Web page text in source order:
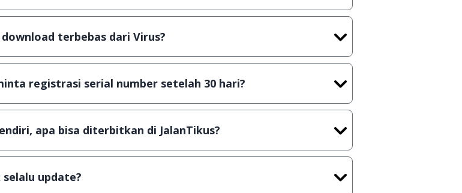
yang gratis (Freeware) dan legal, dalam artian tidak (bajakan) hasil
terbebas dari Virus?
jenis Antivirus (Kaspersky, AVG & Avast) sebelum menerbitkan suatu
dari virus.
registrasi serial number setelah 30 hari?
aplikasi & games yang dibagikan secara Shareware, dalam arti
dan jika ingin lanjut menggunakannya kamu harus membeli lisensi
apa bisa diterbitkan di JalanTikus?
dengan menyertakan Nama Aplikasi/Games, Deskripsi serta
update?